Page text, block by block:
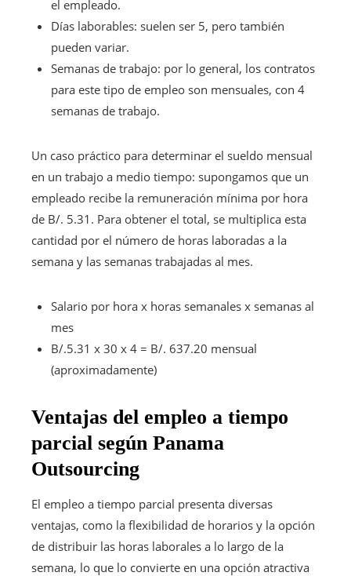
el empleado.
Días laborables: suelen ser 5, pero también
pueden variar.
Semanas de trabajo: por lo general, los contratos
para este tipo de empleo son mensuales, con 4
semanas de trabajo.
Un caso práctico para determinar el sueldo mensual
en un trabajo a medio tiempo: supongamos que un
empleado recibe la remuneración mínima por hora
de B/. 5.31. Para obtener el total, se multiplica esta
cantidad por el número de horas laboradas a la
semana y las semanas trabajadas al mes.
Salario por hora x horas semanales x semanas al
mes
B/.5.31 x 30 x 4 = B/. 637.20 mensual
(aproximadamente)
Ventajas del empleo a tiempo
parcial según Panama
Outsourcing
El empleo a tiempo parcial presenta diversas
ventajas, como la flexibilidad de horarios y la opción
de distribuir las horas laborales a lo largo de la
semana, lo que lo convierte en una opción atractiva